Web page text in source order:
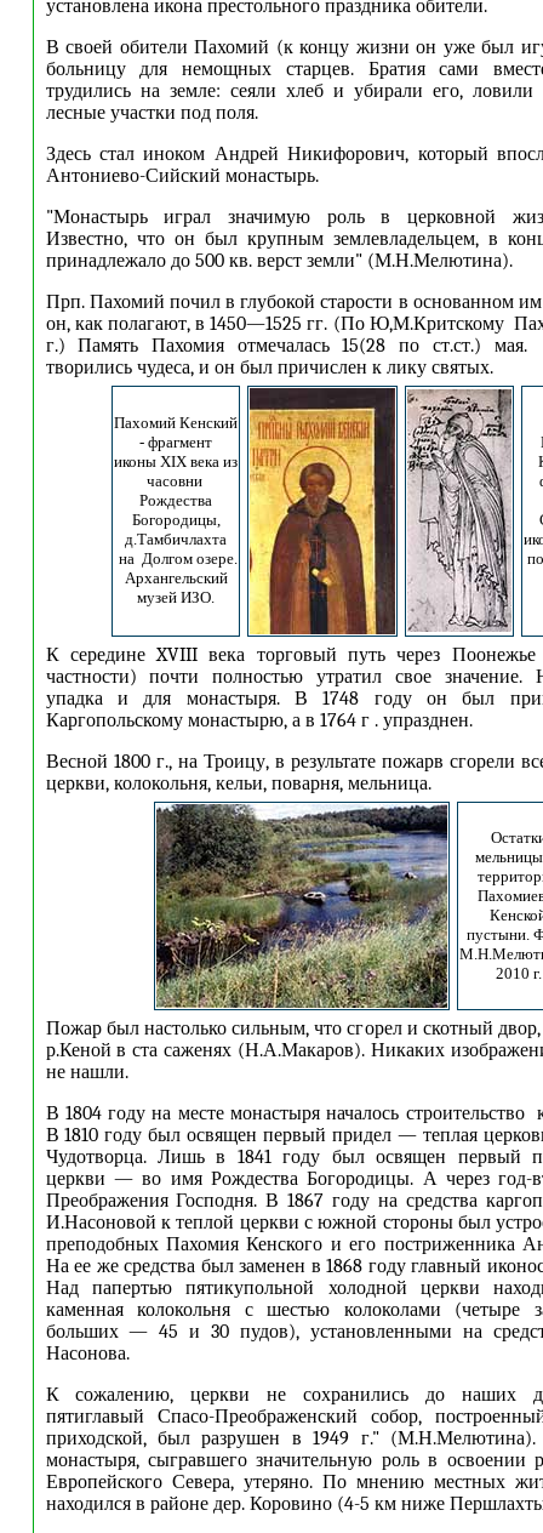
установлена икона престольного праздника обители.
В своей обители Пахомий (к концу жизни он уже был
больницу для немощных старцев. Братия сами
трудились на земле: сеяли хлеб и убирали его,
лесные участки под поля.
Здесь стал иноком Андрей Никифорович, который
Антониево-Сийский монастырь.
"Монастырь играл значимую роль в церковной
Известно, что он был крупным землевладельцем, в
принадлежало до 500 кв. верст земли" (М.Н.Мелютина).
Прп. Пахомий почил в глубокой старости в основанном
он, как полагают, в 1450—1525 гг. (По Ю,М.Критскому
г.) Память Пахомия отмечалась 15(28 по ст.ст.)
творились чудеса, и он был причислен к лику святых.
Пахомий Кенский
- фрагмент
иконы XIX века из
часовни
Рождества
Богородицы,
д.Тамбичлахта
на Долгом озере.
Архангельский
музей ИЗО.
К середине XVIII века торговый путь через Поонежье
частности) почти полностью утратил свое значение.
упадка и для монастыря. В 1748 году он был
Каргопольскому монастырю, а в 1764 г . упразднен.
Весной 1800 г., на Троицу, в результате пожарв сгорели
церкви, колокольня, кельи, поварня, мельница.
пустыни.
2010 г.
Пожар был настолько сильным, что сгорел и скотный
р.Кеной в ста саженях (Н.А.Макаров). Никаких
не нашли.
В 1804 году на месте монастыря началось строительство
В 1810 году был освящен первый придел — теплая
Чудотворца. Лишь в 1841 году был освящен первый
церкви — во имя Рождества Богородицы. А через
Преображения Господня. В 1867 году на средства
И.Насоновой к теплой церкви с южной стороны был
преподобных Пахомия Кенского и его постриженника
На ее же средства был заменен в 1868 году главный
Над папертью пятикупольной холодной церкви
каменная колокольня с шестью колоколами (четыре
больших — 45 и 30 пудов), установленными на
Насонова.
К сожалению, церкви не сохранились до наших
пятиглавый Спасо-Преображенский собор,
приходской, был разрушен в 1949 г."
монастыря, сыгравшего значительную роль в освоении
Европейского Севера, утеряно. По мнению местных
находился в районе дер. Коровино (4-5 км ниже